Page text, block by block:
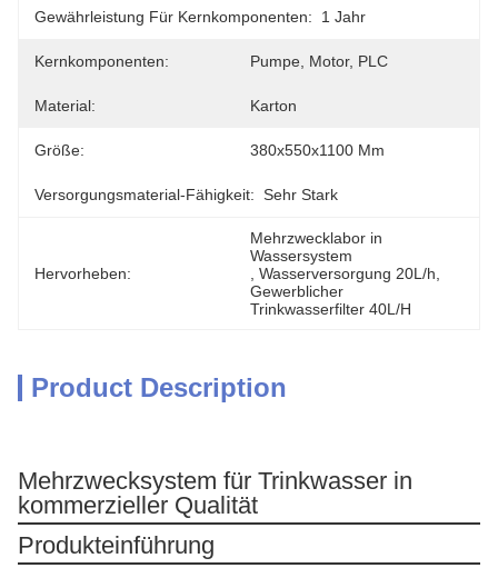
Gewährleistung Für Kernkomponenten: 1 Jahr
Kernkomponenten: Pumpe, Motor, PLC
Material: Karton
Größe: 380x550x1100 Mm
Versorgungsmaterial-Fähigkeit: Sehr Stark
Hervorheben:
Mehrzwecklabor in
Wassersystem
Wasserversorgung 20L/h
Gewerblicher
Trinkwasserfilter 40L/H
Product Description
Mehrzwecksystem für Trinkwasser in
kommerzieller Qualität
Produkteinführung